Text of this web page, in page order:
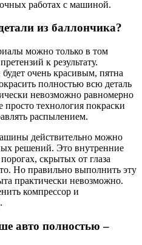
работах с машиной.
из баллончика?
можно только в том
к результату.
очень красивым, пятна
полностью всю деталь
невозможно равномерно
технология покраски
распылением.
действительно можно
решений. Это внутренние
скрытых от глаза
Но правильно выполнить эту
практически невозможно.
компрессор и
авто полностью –